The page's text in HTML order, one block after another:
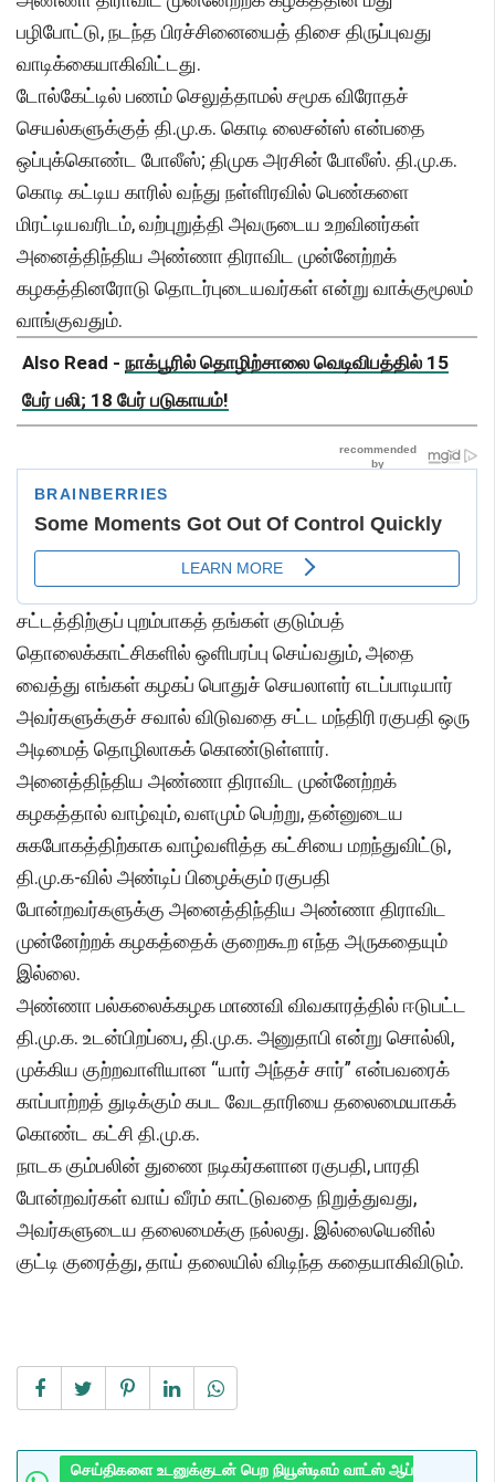
பழிபோட்டு, நடந்த பிரச்சினையைத் திசை திருப்புவது
வாடிக்கையாகிவிட்டது.
டோல்கேட்டில் பணம் செலுத்தாமல் சமூக விரோதச்
செயல்களுக்குத் தி.மு.க. கொடி லைசன்ஸ் என்பதை
ஒப்புக்கொண்ட போலீஸ்; திமுக அரசின் போலீஸ். தி.மு.க.
கொடி கட்டிய காரில் வந்து நள்ளிரவில் பெண்களை
மிரட்டியவரிடம், வற்புறுத்தி அவருடைய உறவினர்கள்
அனைத்திந்திய அண்ணா திராவிட முன்னேற்றக்
கழகத்தினரோடு தொடர்புடையவர்கள் என்று வாக்குமூலம்
வாங்குவதும்.
Also Read - நாக்பூரில் தொழிற்சாலை வெடிவிபத்தில் 15
பேர் பலி; 18 பேர் படுகாயம்!
சட்டத்திற்குப் புறம்பாகத் தங்கள் குடும்பத்
தொலைக்காட்சிகளில் ஒளிபரப்பு செய்வதும், அதை
வைத்து எங்கள் கழகப் பொதுச் செயலாளர் எடப்பாடியார்
அவர்களுக்குச் சவால் விடுவதை சட்ட மந்திரி ரகுபதி ஒரு
அடிமைத் தொழிலாகக் கொண்டுள்ளார்.
அனைத்திந்திய அண்ணா திராவிட முன்னேற்றக்
கழகத்தால் வாழ்வும், வளமும் பெற்று, தன்னுடைய
சுகபோகத்திற்காக வாழ்வளித்த கட்சியை மறந்துவிட்டு,
தி.மு.க-வில் அண்டிப் பிழைக்கும் ரகுபதி
போன்றவர்களுக்கு அனைத்திந்திய அண்ணா திராவிட
முன்னேற்றக் கழகத்தைக் குறைகூற எந்த அருகதையும்
இல்லை.
அண்ணா பல்கலைக்கழக மாணவி விவகாரத்தில் ஈடுபட்ட
தி.மு.க. உடன்பிறப்பை, தி.மு.க. அனுதாபி என்று சொல்லி,
முக்கிய குற்றவாளியான “யார் அந்தச் சார்” என்பவரைக்
காப்பாற்றத் துடிக்கும் கபட வேடதாரியை தலைமையாகக்
கொண்ட கட்சி தி.மு.க.
நாடக கும்பலின் துணை நடிகர்களான ரகுபதி, பாரதி
போன்றவர்கள் வாய் வீரம் காட்டுவதை நிறுத்துவது,
அவர்களுடைய தலைமைக்கு நல்லது. இல்லையெனில்
குட்டி குரைத்து, தாய் தலையில் விடிந்த கதையாகிவிடும்.
செய்திகளை உடனுக்குடன் பெற நியூஸ்டிஎம் வாட்ஸ் ஆப்